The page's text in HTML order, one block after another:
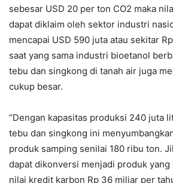
sebesar USD 20 per ton CO2 maka
dapat diklaim oleh sektor industri
mencapai USD 590 juta atau sekitar
saat yang sama industri bioetanol
tebu dan singkong di tanah air juga
cukup besar.
“Dengan kapasitas produksi 240 juta
tebu dan singkong ini
produk samping senilai 180 ribu ton.
dapat dikonversi menjadi produk yang
nilai kredit karbon Rp 36 miliar per